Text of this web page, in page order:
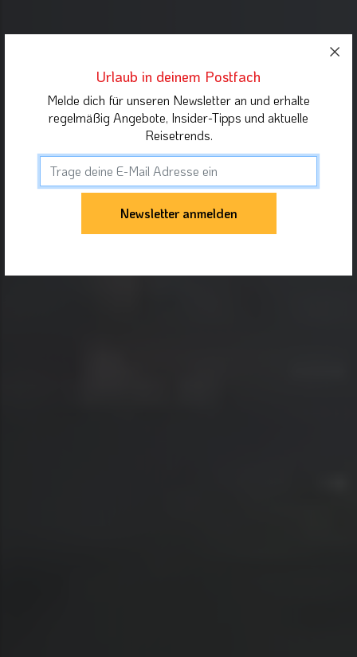
Urlaub in deinem Postfach
Melde dich für unseren Newsletter an und erhalte
regelmäßig Angebote, Insider-Tipps und aktuelle
Reisetrends.